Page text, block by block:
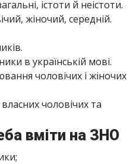
істоти й неістоти.
жіночий, середній.
в українській мові.
чоловічих і жіночих
чоловічих та
вміти на ЗНО